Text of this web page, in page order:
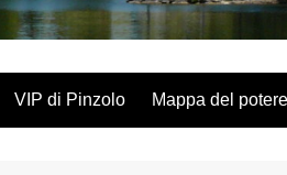
VIP di Pinzolo Mappa del potere